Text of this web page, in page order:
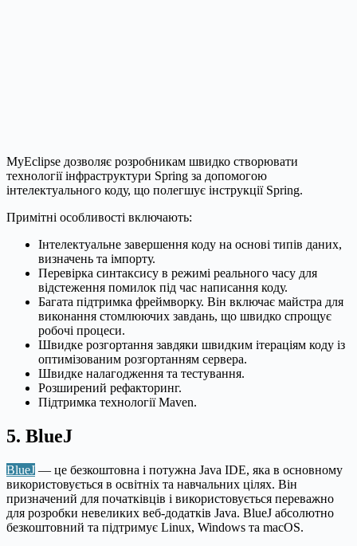
MyEclipse дозволяє розробникам швидко створювати
технології інфраструктури Spring за допомогою
інтелектуального коду, що полегшує інструкції Spring.
Примітні особливості включають:
Інтелектуальне завершення коду на основі типів даних,
визначень та імпорту.
Перевірка синтаксису в режимі реального часу для
відстеження помилок під час написання коду.
Багата підтримка фреймворку. Він включає майстра для
виконання стомлюючих завдань, що швидко спрощує
робочі процеси.
Швидке розгортання завдяки швидким ітераціям коду із
оптимізованим розгортанням сервера.
Швидке налагодження та тестування.
Розширений рефакторинг.
Підтримка технології Maven.
5. BlueJ
BlueJ — це безкоштовна і потужна Java IDE, яка в основному
використовується в освітніх та навчальних цілях. Він
призначений для початківців і використовується переважно
для розробки невеликих веб-додатків Java. BlueJ абсолютно
безкоштовний та підтримує Linux, Windows та macOS.